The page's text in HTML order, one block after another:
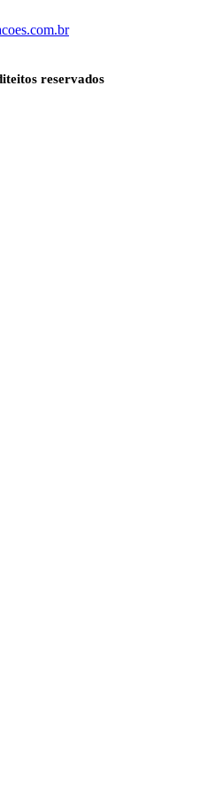
reservados